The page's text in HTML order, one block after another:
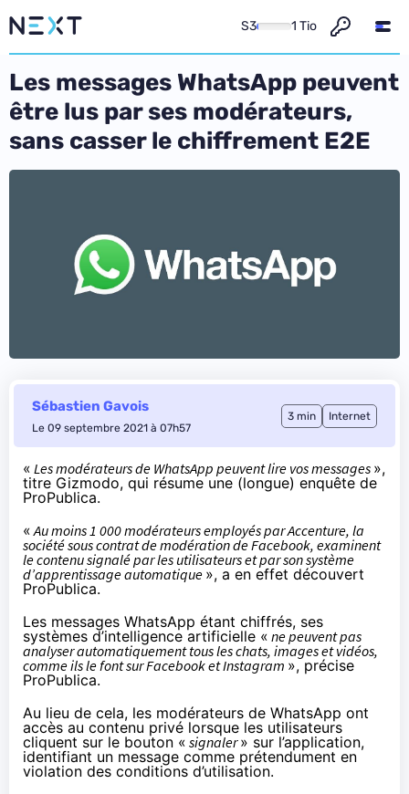
S3 1 Tio
Les messages WhatsApp peuvent
être lus par ses modérateurs,
sans casser le chiffrement E2E
Sébastien Gavois
Le 09 septembre 2021 à 07h57
3 min Internet
« Les modérateurs de WhatsApp peuvent lire vos messages »,
titre Gizmodo, qui résume une (longue) enquête de
ProPublica.
«Au moins 1 000 modérateurs employés par Accenture, la
société sous contrat de modération de Facebook, examinent
le contenu signalé par les utilisateurs et par son système
d’apprentissage automatique », a en effet découvert
ProPublica.
Les messages WhatsApp étant chiffrés, ses
systèmes d’intelligence artificielle « ne peuvent pas
analyser automatiquement tous les chats, images et vidéos,
comme ils le font sur Facebook et Instagram », précise
ProPublica.
Au lieu de cela, les modérateurs de WhatsApp ont
accès au contenu privé lorsque les utilisateurs
cliquent sur le bouton « signaler» sur l’application,
identifiant un message comme prétendument en
violation des conditions d’utilisation.